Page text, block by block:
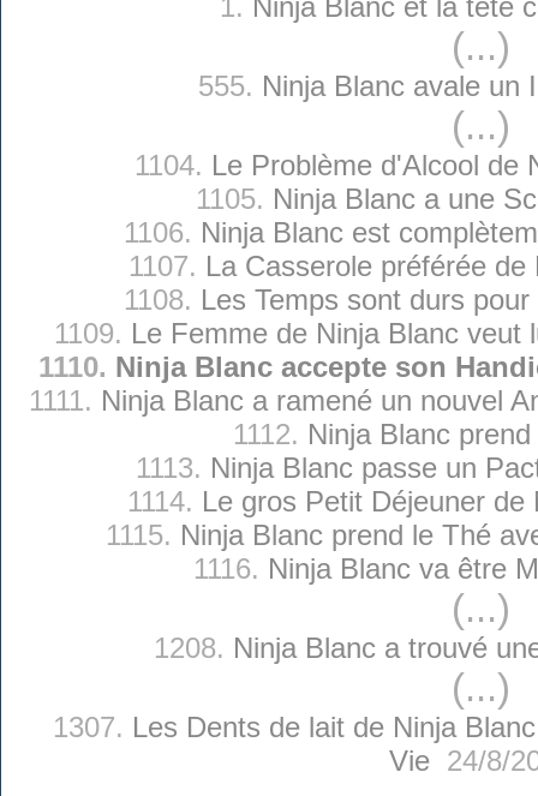
(...)
555. Ninja Blanc avale un
(...)
1104. Le Problème d'Alcool de
1105. Ninja Blanc a une
1106. Ninja Blanc est
1107. La Casserole préférée de
1108. Les Temps sont durs
1109. Le Femme de Ninja Blanc veut
1110. Ninja Blanc accepte son
1111. Ninja Blanc a ramené un nouvel
1112. Ninja Blanc
1113. Ninja Blanc passe un
1114. Le gros Petit Déjeuner de
1115. Ninja Blanc prend le Thé
1116. Ninja Blanc va être
(...)
1208. Ninja Blanc a trouvé
(...)
1307. Les Dents de lait de Ninja
Vie24/8/